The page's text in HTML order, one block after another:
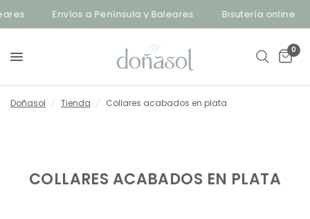
Envíos a Península y Baleares Bisutería online
0
Doñasol / Tienda / Collares acabados en plata
COLLARES ACABADOS EN PLATA